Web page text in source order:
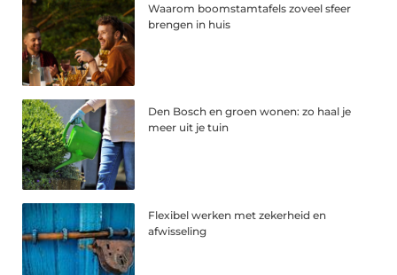
Waarom boomstamtafels zoveel sfeer
brengen in huis
Den Bosch en groen wonen: zo haal je
meer uit je tuin
Flexibel werken met zekerheid en
afwisseling